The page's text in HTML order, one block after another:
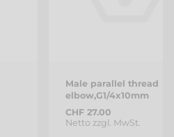
Male parallel thread
elbow,G1/4x10mm
CHF 27.00
Netto zzgl. MwSt.